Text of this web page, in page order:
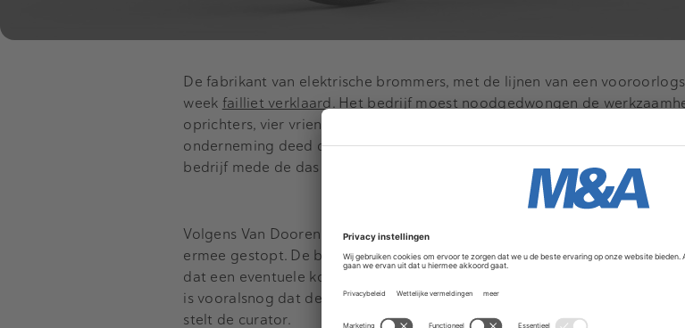
De fabrikant van elektrische brommers, met de lijnen van een
week failliet verklaard. Het bedrijf moest noodgedwongen de
oprichters, vier vrienden uit Vught, geen "noodzakelijke financiering"
onderneming deed de opkomst van massaproducten uit Azië en de
bedrijf mede de das om.
Advertentie
Volgens Van Dooren zit er geen hoge druk achter een doorstart. "De
ermee gestopt. De brommers die er nog waren staan achter slot en
dat een eventuele koper doorgaat met de verdere ontwikkeling en
is vooralsnog dat de productie in bijvoorbeeld China zal moeten
stelt de curator.